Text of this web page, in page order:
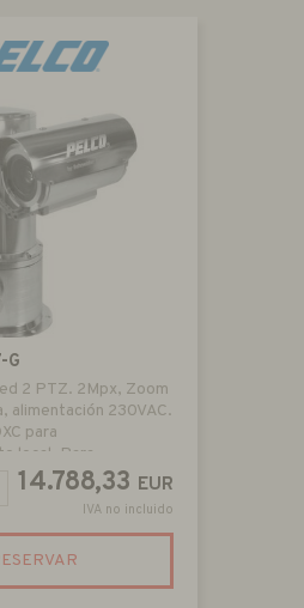
G
2 PTZ. 2Mpx, Zoom
alimentación 230VAC.
para
local. Para
14.788,33 EUR
IVA no incluido